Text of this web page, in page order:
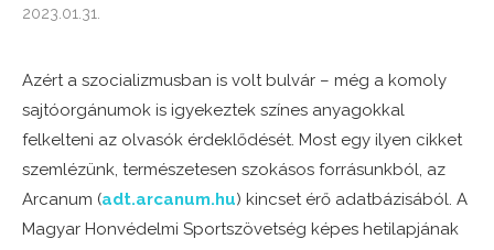
2023.01.31.
Azért a szocializmusban is volt bulvár – még a komoly
sajtóorgánumok is igyekeztek színes anyagokkal
felkelteni az olvasók érdeklődését. Most egy ilyen cikket
szemlézünk, természetesen szokásos forrásunkból, az
Arcanum (adt.arcanum.hu) kincset érő adatbázisából. A
Magyar Honvédelmi Sportszövetség képes hetilapjának